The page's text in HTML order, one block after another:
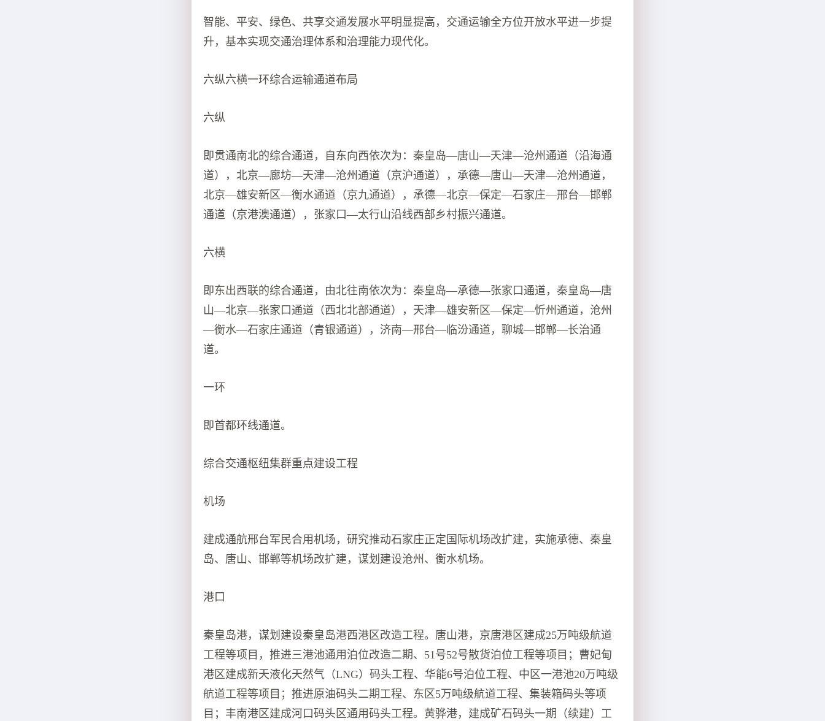
智能、平安、绿色、共享交通发展水平明显提高，交通运输全方位开放水平进一步提
升，基本实现交通治理体系和治理能力现代化。
六纵六横一环综合运输通道布局
六纵
即贯通南北的综合通道，自东向西依次为：秦皇岛—唐山—天津—沧州通道（沿海通
道），北京—廊坊—天津—沧州通道（京沪通道），承德—唐山—天津—沧州通道，
北京—雄安新区—衡水通道（京九通道），承德—北京—保定—石家庄—邢台—邯郸
通道（京港澳通道），张家口—太行山沿线西部乡村振兴通道。
六横
即东出西联的综合通道，由北往南依次为：秦皇岛—承德—张家口通道，秦皇岛—唐
山—北京—张家口通道（西北北部通道），天津—雄安新区—保定—忻州通道，沧州
—衡水—石家庄通道（青银通道），济南—邢台—临汾通道，聊城—邯郸—长治通
道。
一环
即首都环线通道。
综合交通枢纽集群重点建设工程
机场
建成通航邢台军民合用机场，研究推动石家庄正定国际机场改扩建，实施承德、秦皇
岛、唐山、邯郸等机场改扩建，谋划建设沧州、衡水机场。
港口
秦皇岛港，谋划建设秦皇岛港西港区改造工程。唐山港，京唐港区建成25万吨级航道
工程等项目，推进三港池通用泊位改造二期、51号52号散货泊位工程等项目；曹妃甸
港区建成新天液化天然气（LNG）码头工程、华能6号泊位工程、中区一港池20万吨级
航道工程等项目；推进原油码头二期工程、东区5万吨级航道工程、集装箱码头等项
目；丰南港区建成河口码头区通用码头工程。黄骅港，建成矿石码头一期（续建）工